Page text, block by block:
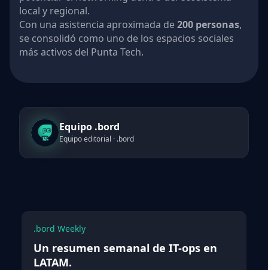
local y regional.
Con una asistencia aproximada de200 personas,
se consolidó como uno de los espacios sociales
más activos del Punta Tech.
Equipo .bord
Equipo editorial · .bord
.bord Weekly
Un resumen semanal de IT-ops en
LATAM.